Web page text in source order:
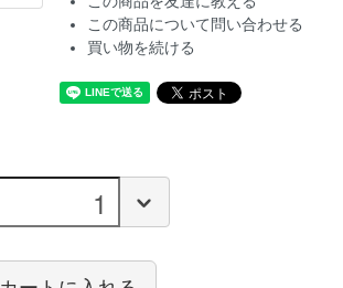
この商品について問い合わせる
買い物を続ける